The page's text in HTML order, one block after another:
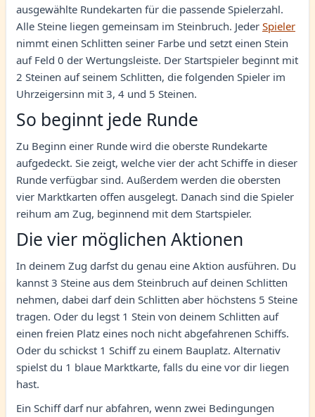
ausgewählte Rundekarten für die passende Spielerzahl.
Alle Steine liegen gemeinsam im Steinbruch. Jeder Spieler
nimmt einen Schlitten seiner Farbe und setzt einen Stein
auf Feld 0 der Wertungsleiste. Der Startspieler beginnt mit
2 Steinen auf seinem Schlitten, die folgenden Spieler im
Uhrzeigersinn mit 3, 4 und 5 Steinen.
So beginnt jede Runde
Zu Beginn einer Runde wird die oberste Rundekarte
aufgedeckt. Sie zeigt, welche vier der acht Schiffe in dieser
Runde verfügbar sind. Außerdem werden die obersten
vier Marktkarten offen ausgelegt. Danach sind die Spieler
reihum am Zug, beginnend mit dem Startspieler.
Die vier möglichen Aktionen
In deinem Zug darfst du genau eine Aktion ausführen. Du
kannst 3 Steine aus dem Steinbruch auf deinen Schlitten
nehmen, dabei darf dein Schlitten aber höchstens 5 Steine
tragen. Oder du legst 1 Stein von deinem Schlitten auf
einen freien Platz eines noch nicht abgefahrenen Schiffs.
Oder du schickst 1 Schiff zu einem Bauplatz. Alternativ
spielst du 1 blaue Marktkarte, falls du eine vor dir liegen
hast.
Ein Schiff darf nur abfahren, wenn zwei Bedingungen